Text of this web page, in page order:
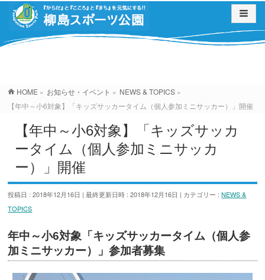
HOME » お知らせ・イベント » NEWS & TOPICS »
【年中～小6対象】「キッズサッカータイム（個人参加ミニサッカー）」開催
【年中～小6対象】「キッズサッカ
ータイム（個人参加ミニサッカ
ー）」開催
投稿日 : 2018年12月16日 最終更新日時 : 2018年12月16日 カテゴリー :NEWS &
TOPICS
年中～小6対象「キッズサッカータイム（個人参
加ミニサッカー）」参加者募集